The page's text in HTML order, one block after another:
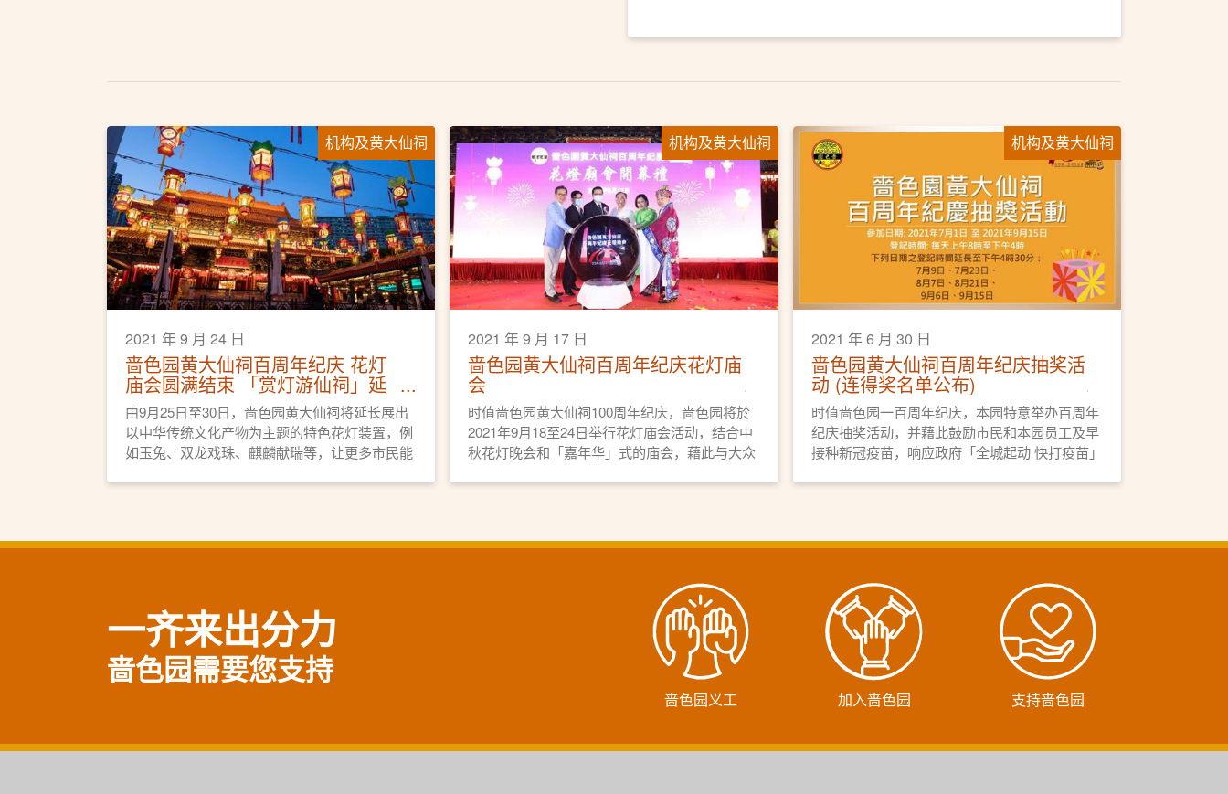
机构及黄大仙祠
2021 年 9 月 24 日
啬色园黄大仙祠百周年纪庆 花灯
庙会圆满结束 「赏灯游仙祠」延
长展出特色花灯
由9月25日至30日，啬色园黄大仙祠将延长展出
以中华传统文化产物为主题的特色花灯装置，例
如玉兔、双龙戏珠、麒麟献瑞等，让更多市民能
机构及黄大仙祠
2021 年 9 月 17 日
啬色园黄大仙祠百周年纪庆花灯庙
会
时值啬色园黄大仙祠100周年纪庆，啬色园将於
2021年9月18至24日举行花灯庙会活动，结合中
秋花灯晚会和「嘉年华」式的庙会，藉此与大众
机构及黄大仙祠
2021 年 6 月 30 日
啬色园黄大仙祠百周年纪庆抽奖活
动 (连得奖名单公布)
时值啬色园一百周年纪庆，本园特意举办百周年
纪庆抽奖活动，并藉此鼓励市民和本园员工及早
接种新冠疫苗，响应政府「全城起动 快打疫苗」
一齐来出分力
啬色园需要您支持
啬色园义工 加入啬色园 支持啬色园